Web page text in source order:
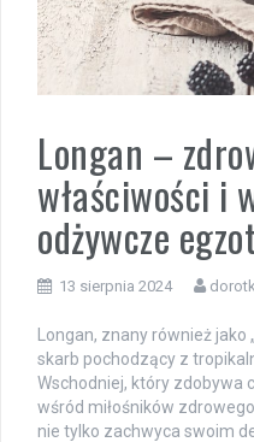
Longan –
właściwości i
odżywcze
13 sierpnia 2024
Longan, znany również
skarb pochodzący z
Wschodniej, który zdobywa
wśród miłośników
nie tylko zachwyca swoim